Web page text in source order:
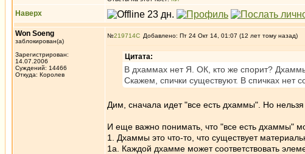
Наверх
Won Soeng
заблокирован(а)
Зарегистрирован:
14.07.2006
Суждений: 14466
Откуда: Королев
№219714 Добавлено: Пт 24 Окт 14, 01:07 (12 лет тому назад)
Цитата:
В дхаммах нет Я. ОК, кто же спорит?
Скажем, спички существуют. В спичках нет
Дим, сначала идет "все есть дхаммы". Но нельзя
И еще важно понимать, что "все есть дхаммы"
1. Дхаммы это что-то, что существует
1а. Каждой дхамме может соответствовать